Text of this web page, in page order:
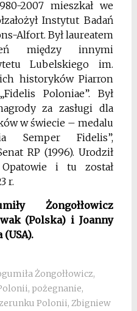
2007 mieszkał we
Instytut Badań
Alfort. Był laureatem
między innymi
Lubelskiego im.
historyków Piarron
Poloniae”. Był
za zasługi dla
w świecie – medalu
Semper Fidelis”,
RP (1996). Urodził
i tu został
r.
Żongołłowicz
(Polska) i Joanny
Żongołłowicz,
, pożegnanie,
Polonii, Zbigniew